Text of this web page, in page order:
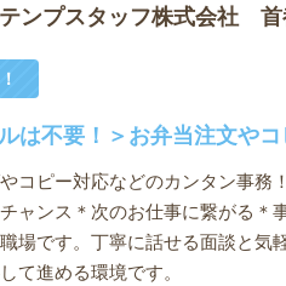
ンプスタッフ株式会社 首
は不要！＞お弁当注文や
コピー対応などのカンタン事
ャンス＊次のお仕事に繋がる
場です。丁寧に話せる面談と
て進める環境です。